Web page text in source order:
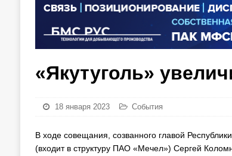
«Якутуголь»
18 января 2023 События
В ходе совещания, созванного главой
(входит в структуру ПАО «Мечел») Сергей